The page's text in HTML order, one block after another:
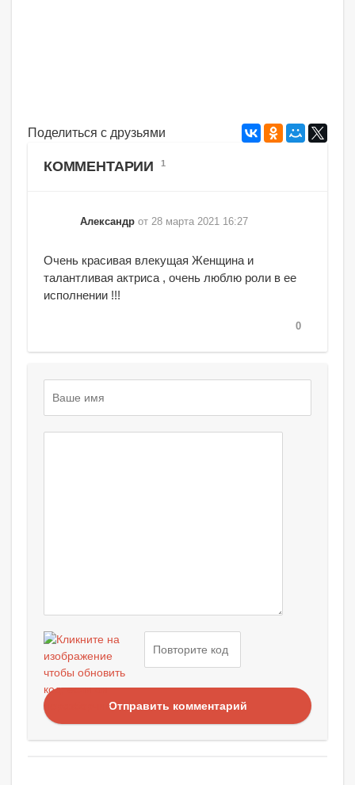
Поделиться с друзьями
КОММЕНТАРИИ 1
Александр от 28 марта 2021 16:27
0
Очень красивая влекущая Женщина и
талантливая актриса , очень люблю роли в ее
исполнении !!!
Отправить комментарий